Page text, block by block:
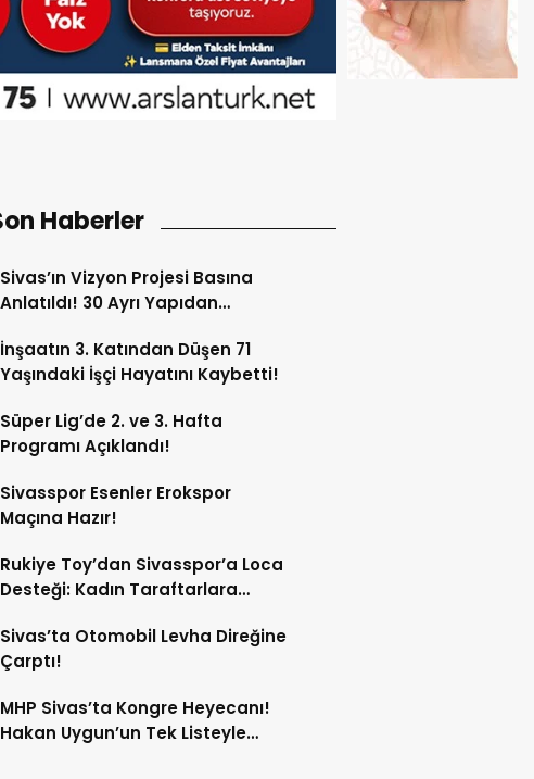
Haberler
Sivas’ın Vizyon Projesi Basına
Anlatıldı! 30 Ayrı Yapıdan
İnşaatın 3. Katından Düşen 71
Yaşındaki İşçi Hayatını Kaybetti!
Süper Lig’de 2. ve 3. Hafta
Programı Açıklandı!
Sivasspor Esenler Erokspor
Maçına Hazır!
Rukiye Toy’dan Sivasspor’a Loca
Desteği: Kadın Taraftarlara
Sivas’ta Otomobil Levha Direğine
Çarptı!
MHP Sivas’ta Kongre Heyecanı!
Hakan Uygun’un Tek Listeyle